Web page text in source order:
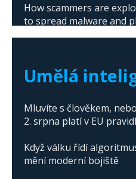
How scammers are
to spread malware and
Umělá
Mluvíte s člověkem,
2. srpna platí v EU
Když válku řídí
mění moderní bojiště